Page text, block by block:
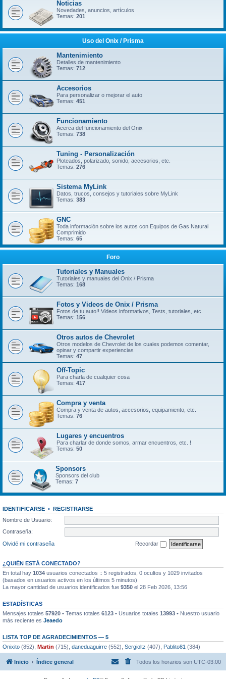
Noticias
Novedades, anuncios, artículos
Temas: 201
Uso del Onix / Prisma
Mantenimiento
Detalles de mantenimiento
Temas: 712
Accesorios
Para personalizar o mejorar el auto
Temas: 451
Funcionamiento
Acerca del funcionamiento del Onix
Temas: 738
Tuning - Personalización
Ploteados, polarizado, sonido, accesorios, etc.
Temas: 276
Sistema MyLink
Datos, trucos, consejos y tutoriales sobre MyLink
Temas: 383
GNC
Toda información sobre los autos con Equipos de Gas Natural
Comprimido
Temas: 65
Foro
Tutoriales y Manuales
Tutoriales y manuales del Onix / Prisma
Temas: 168
Fotos y Videos de Onix / Prisma
Fotos de tu auto!! Videos informativos, Tests, tutoriales, etc.
Temas: 156
Otros autos de Chevrolet
Otros modelos de Chevrolet de los cuales podemos comentar,
opinar y compartir experiencias
Temas: 47
Off-Topic
Para charla de cualquier cosa
Temas: 417
Compra y venta
Compra y venta de autos, accesorios, equipamiento, etc.
Temas: 76
Lugares y encuentros
Para charlar de donde somos, armar encuentros, etc. !
Temas: 50
Sponsors
Sponsors del club
Temas: 7
IDENTIFICARSE • REGISTRARSE
Nombre de Usuario:
Contraseña:
Olvidé mi contraseña
Recordar
¿QUIÉN ESTÁ CONECTADO?
En total hay 1034 usuarios conectados :: 5 registrados, 0 ocultos y 1029 invitados
(basados en usuarios activos en los últimos 5 minutos)
La mayor cantidad de usuarios identificados fue 9350 el 28 Feb 2026, 13:56
ESTADÍSTICAS
Mensajes totales 57920 • Temas totales 6123 • Usuarios totales 13993 • Nuestro usuario
más reciente es Jeaedo
LISTA TOP DE AGRADECIMIENTOS — 5
Onixito (852), Martin (715), daneduaguirre (552), Sergioltz (407), Pablito81 (384)
Inicio Índice general Todos los horarios son UTC-03:00